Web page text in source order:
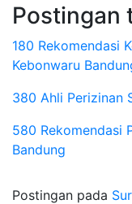
Postingan
180 Rekomendasi
Kebonwaru
380 Ahli Perizinan
580 Rekomendasi
Bandung
Postingan pada